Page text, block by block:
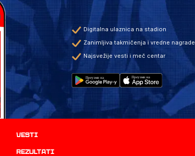
Digitalna ulaznica na stadion
Zanimljiva takmičenja i vredne nagrade
Najsvežije vesti i meč centar
Vesti
rezultati